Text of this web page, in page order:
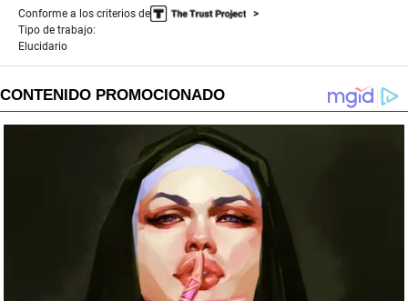
Conforme a los criterios de
Tipo de trabajo:
Elucidario